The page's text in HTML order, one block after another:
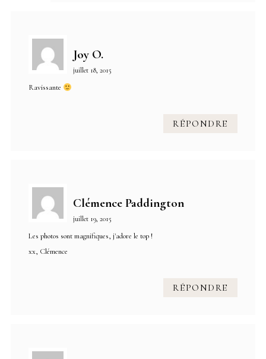
Joy O.
juillet 18, 2015
Ravissante
RÉPONDRE
Clémence Paddington
juillet 19, 2015
Les photos sont magnifiques, j'adore le top !
xx, Clémence
RÉPONDRE